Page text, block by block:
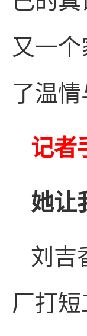
又一
了温情
记者
她让
刘吉
厂打